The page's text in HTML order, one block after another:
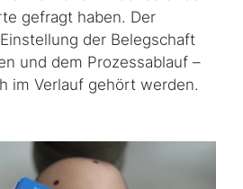
gefragt haben. Der
der Belegschaft
und dem Prozessablauf –
im Verlauf gehört werden.